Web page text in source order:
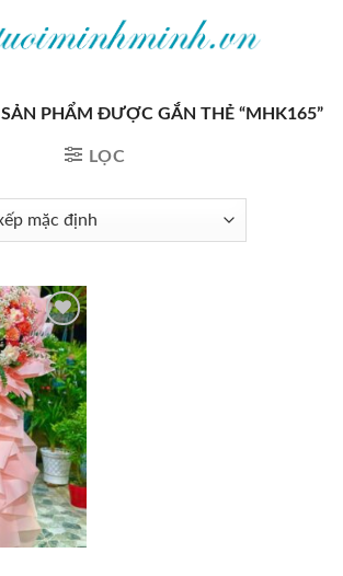
SẢN PHẨM ĐƯỢC GẮN THẺ “MHK165”
LỌC
Add to
wishlist